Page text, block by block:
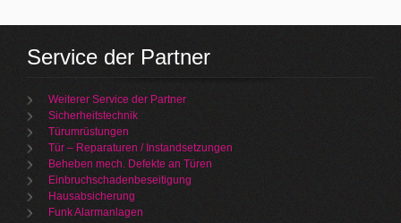
Service der Partner
Weiterer Service der Partner
Sicherheitstechnik
Türumrüstungen
Tür – Reparaturen / Instandsetzungen
Beheben mech. Defekte an Türen
Einbruchschadenbeseitigung
Hausabsicherung
Funk Alarmanlagen